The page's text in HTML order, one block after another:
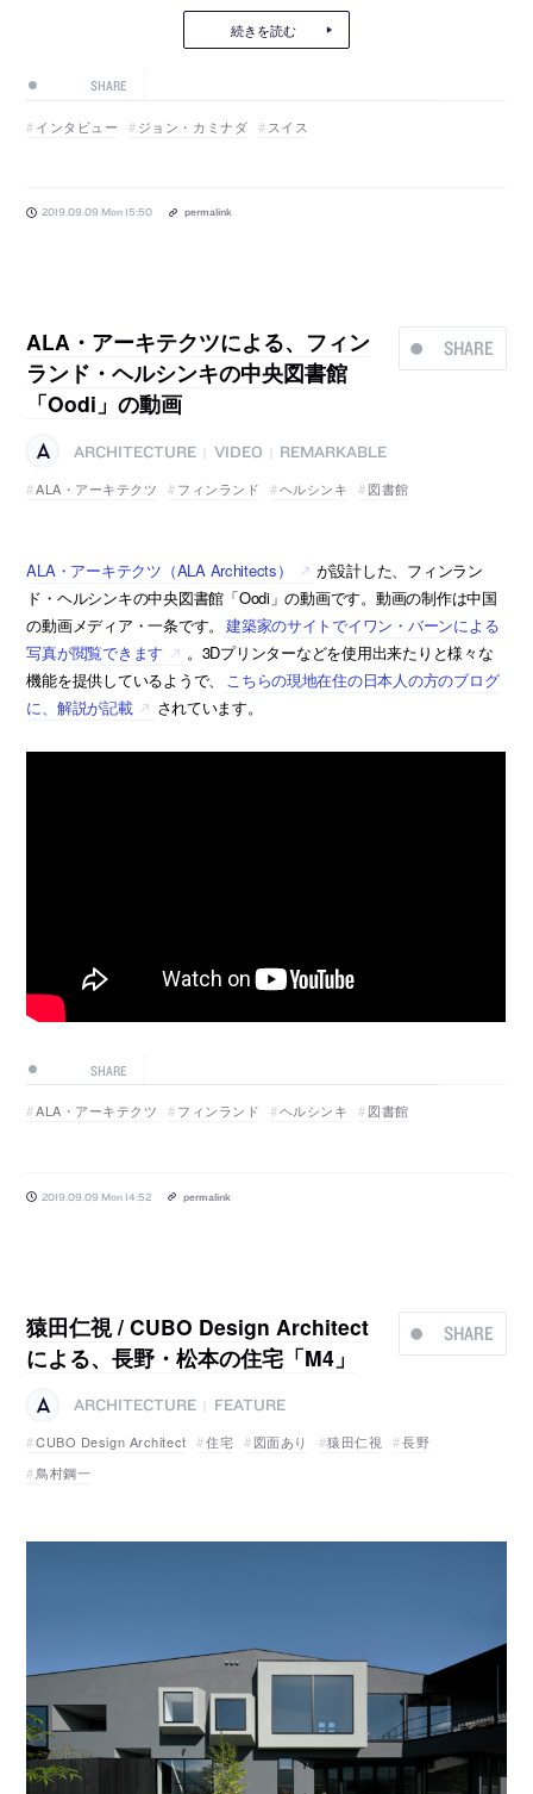
続きを読む
SHARE
インタビュー ジョン・カミナダ スイス
2019.09.09 Mon 15:50 permalink
SHARE
ALA・アーキテクツによる、フィン
ランド・ヘルシンキの中央図書館
「Oodi」の動画
ARCHITECTURE VIDEO
REMARKABLE
ALA・アーキテクツ
フィンランド ヘルシンキ 図書館
ALA・アーキテクツ（ALA Architects）
が設計した、フィンラン
ド・ヘルシンキの中央図書館「Oodi」の動画です。動画の制作は中国
の動画メディア・一条です。 建築家のサイトでイワン・バーンによる
写真が閲覧できます
。3Dプリンターなどを使用出来たりと様々な
機能を提供しているようで、
こちらの現地在住の日本人の方のブログ
に、解説が記載
されています。
SHARE
ALA・アーキテクツ フィンランド ヘルシンキ 図書館
2019.09.09 Mon 14:52 permalink
SHARE
猿田仁視 / CUBO Design Architect
による、長野・松本の住宅「M4」
ARCHITECTURE
FEATURE
CUBO Design Architect
住宅 図面あり 猿田仁視
長野
鳥村鋼一